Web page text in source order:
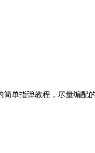
单指弹教程，尽量编配的